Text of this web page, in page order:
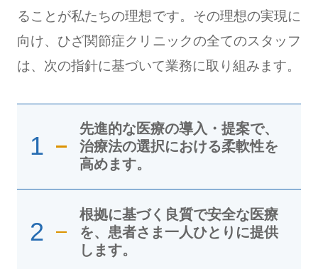
ることが私たちの理想です。その理想の実現に
向け、ひざ関節症クリニックの全てのスタッフ
は、次の指針に基づいて業務に取り組みます。
1
先進的な医療の導入・提案で、
治療法の選択における柔軟性を
高めます。
2
根拠に基づく良質で安全な医療
を、患者さま一人ひとりに提供
します。